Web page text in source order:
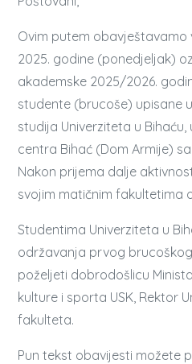
Ovim putem obavještavamo
2025. godine (ponedjeljak)
akademske 2025/2026.
studente (brucoše) upisane
studija Univerziteta u
centra Bihać (Dom Armije)
Nakon prijema dalje
svojim matičnim fakultetima
Studentima Univerziteta u
održavanja prvog
poželjeti dobrodošlicu
kulture i sporta USK, Rektor
fakulteta.
Pun tekst obavijesti možete